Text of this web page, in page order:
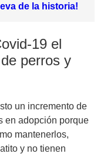
de la historia!
19 el
perros y
un incremento de
en adopción porque
mantenerlos,
y no tienen